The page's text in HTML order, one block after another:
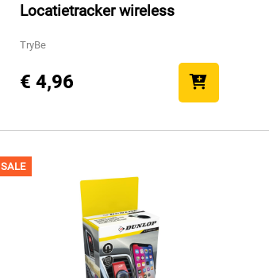
Locatietracker wireless
TryBe
€ 4,96
SALE